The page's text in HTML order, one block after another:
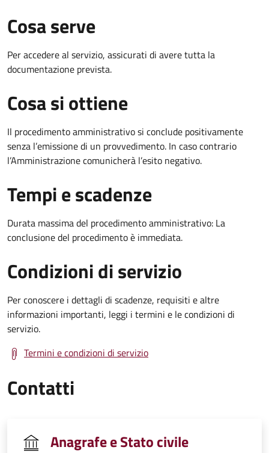
Cosa serve
Per accedere al servizio, assicurati di avere tutta la
documentazione prevista.
Cosa si ottiene
Il procedimento amministrativo si conclude positivamente
senza l’emissione di un provvedimento. In caso contrario
l’Amministrazione comunicherà l’esito negativo.
Tempi e scadenze
Durata massima del procedimento amministrativo: La
conclusione del procedimento è immediata.
Condizioni di servizio
Per conoscere i dettagli di scadenze, requisiti e altre
informazioni importanti, leggi i termini e le condizioni di
servizio.
Termini e condizioni di servizio
Contatti
Anagrafe e Stato civile